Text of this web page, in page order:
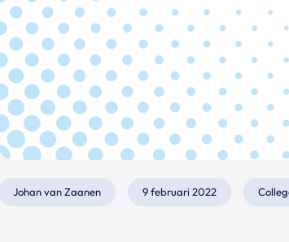
Johan van Zaanen 9 februari 2022